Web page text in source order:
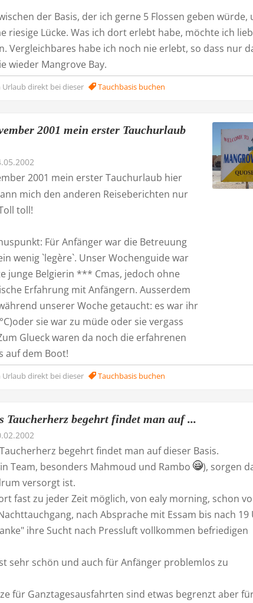
der Basis, der ich gerne 5 Flossen geben würde,
riesige Lücke. Was ich dort erlebt habe, möchte ich
Vergleichbares habe ich noch nie erlebt, so dass nur
wieder Mangrove Bay.
direkt bei dieser Tauchbasis buchen
2001 mein erster Tauchurlaub
2001 mein erster Tauchurlaub hier
mich den anderen Reiseberichten nur
toll!
Für Anfänger war die Betreuung
wenig `legère`. Unser Wochenguide war
junge Belgierin *** Cmas, jedoch ohne
Erfahrung mit Anfängern. Ausserdem
unserer Woche getaucht: es war ihr
sie war zu müde oder sie vergass
Glueck waren da noch die erfahrenen
auf dem Boot!
direkt bei dieser Tauchbasis buchen
Taucherherz begehrt findet man auf ...
begehrt findet man auf dieser Basis.
Team, besonders Mahmoud und Rambo
), sorgen
versorgt ist.
fast zu jeder Zeit möglich, von ealy morning, schon
nach Absprache mit Essam bis nach 19
ihre Sucht nach Pressluft vollkommen befriedigen
sehr schön und auch für Anfänger problemlos zu
für Ganztagesausfahrten sind etwas begrenzt aber